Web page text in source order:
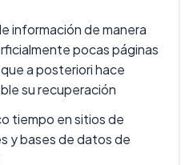
información de manera
pocas páginas
a posteriori hace
su recuperación
tiempo en sitios de
y bases de datos de